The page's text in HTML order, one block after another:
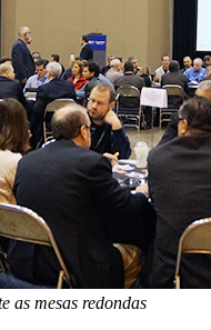
as mesas redondas